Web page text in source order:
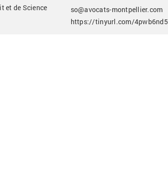
et de Science
so@avocats-montpellier.com
https://tinyurl.com/4pwb6nd5